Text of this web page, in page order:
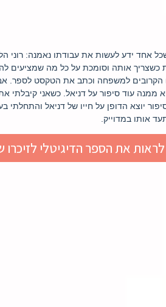
אחד ידע לעשות את עבודתו נאמנה: רוני
אותה וסומכת על כל מה שמציעים לה.
הקרובים למשפחה וכתב את הטקסט לספר.
ממנה עוד סיפור על דניאל. כשאני קיבלתי
יוצא הדופן על חייו של דניאל והתחלתי
אותו במדוייק.
לראות את הספר הדיגיטלי לזיכרו